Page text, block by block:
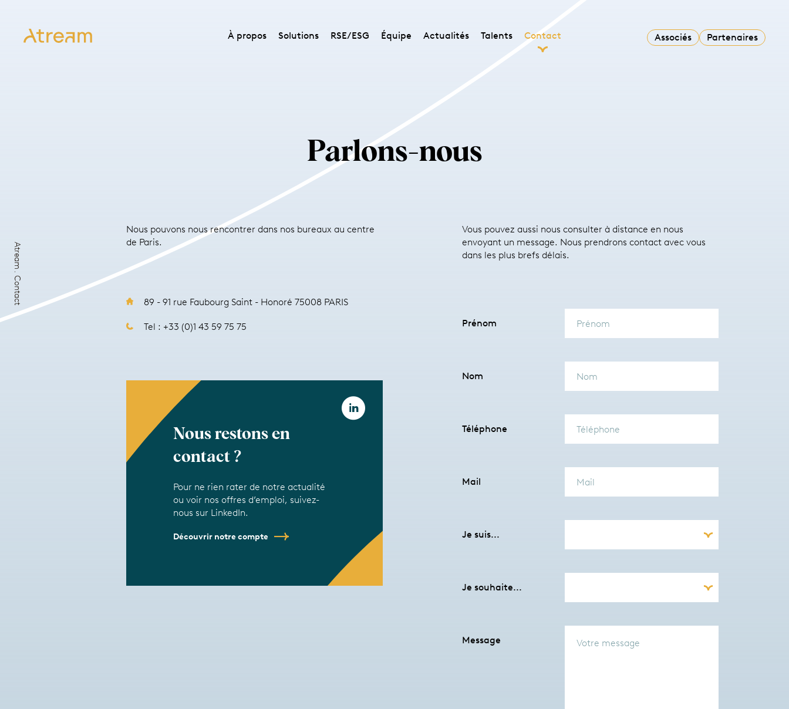
À propos Solutions RSE/ESG Équipe Actualités Talents Contact Associés Partenaires
Atream
Contact
Parlons-nous
Nous pouvons nous rencontrer dans nos bureaux au centre
de Paris.
89 - 91 rue Faubourg Saint - Honoré 75008 PARIS
Tel : +33 (0)1 43 59 75 75
Nous restons en
contact ?
Pour ne rien rater de notre actualité
ou voir nos offres d’emploi, suivez-
nous sur LinkedIn.
Découvrir notre compte
Vous pouvez aussi nous consulter à distance en nous
envoyant un message. Nous prendrons contact avec vous
dans les plus brefs délais.
Prénom
Nom
Téléphone
Mail
Je suis...
Je souhaite...
Message